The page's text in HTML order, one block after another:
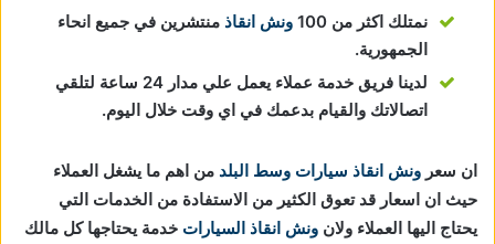
نمتلك اكثر من 100
ونش انقاذ منتشرين في جميع انحاء
الجمهورية.
لدينا فريق خدمة عملاء يعمل علي مدار 24 ساعة لتلقي
اتصالاتك والقيام بدعمك في اي وقت خلال اليوم.
ان سعر ونش انقاذ سيارات وسط البلد من اهم ما يشغل العملاء
حيث ان اسعار قد تعوق الكثير من الاستفادة من الخدمات التي
يحتاج اليها العملاء ولان ونش انقاذ السيارات خدمة يحتاجها كل مالك